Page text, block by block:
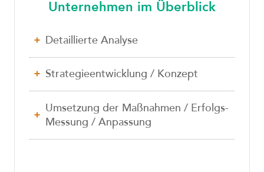
Unternehmen im Überblick
Detaillierte Analyse
Strategieentwicklung / Konzept
Umsetzung der Maßnahmen / Erfolgs-
Messung / Anpassung